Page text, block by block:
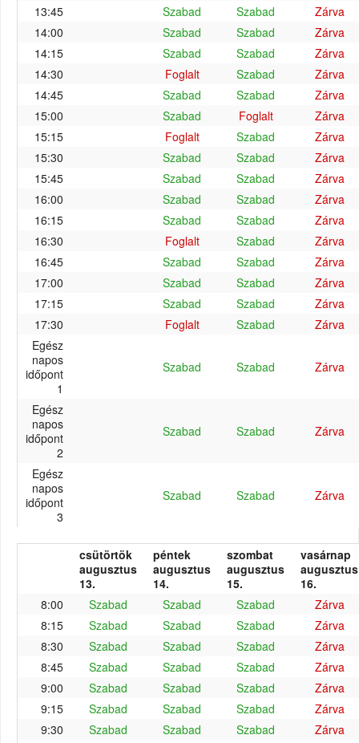
13:45
Szabad Szabad
Zárva
14:00
Szabad Szabad
Zárva
14:15
Szabad Szabad
Zárva
14:30
Foglalt Szabad
Zárva
14:45
Szabad Szabad
Zárva
15:00
Szabad Foglalt
Zárva
15:15
Foglalt Szabad
Zárva
15:30
Szabad Szabad
Zárva
15:45
Szabad Szabad
Zárva
16:00
Szabad Szabad
Zárva
16:15
Szabad Szabad
Zárva
16:30
Foglalt Szabad
Zárva
16:45
Szabad Szabad
Zárva
17:00
Szabad Szabad
Zárva
17:15
Szabad Szabad
Zárva
17:30
Foglalt Szabad
Zárva
Egész
napos
időpont
1
Szabad Szabad Zárva
Egész
napos
időpont
2
Szabad Szabad Zárva
Egész
napos
időpont
3
Szabad Szabad Zárva
csütörtök
augusztus
13.
péntek
augusztus
14.
szombat
augusztus
15.
vasárnap
augusztus
16.
8:00
Szabad Szabad Szabad
Zárva
8:15
Szabad Szabad Szabad
Zárva
8:30
Szabad Szabad Szabad
Zárva
8:45
Szabad Szabad Szabad
Zárva
9:00
Szabad Szabad Szabad
Zárva
9:15
Szabad Szabad Szabad
Zárva
9:30
Szabad Szabad Szabad
Zárva